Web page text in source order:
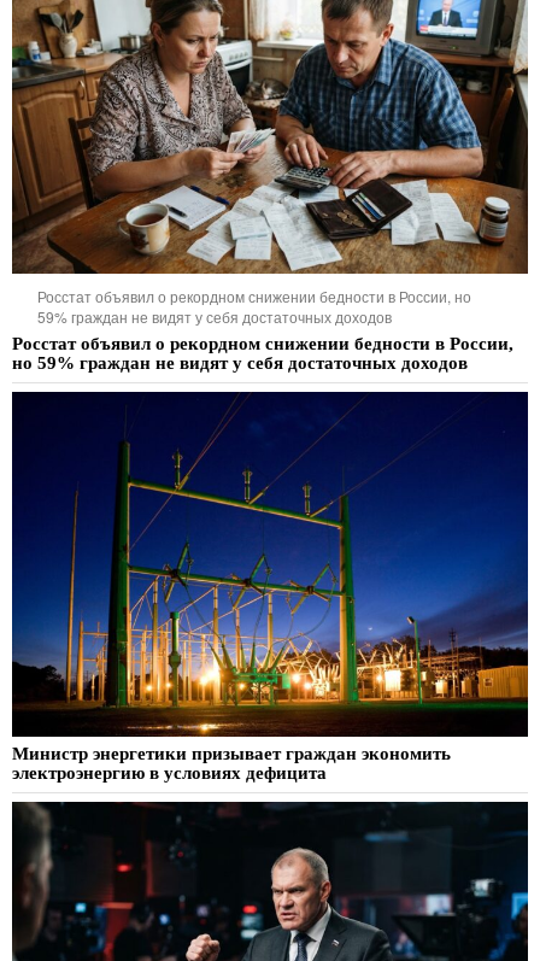
Росстат объявил о рекордном снижении бедности в России, но
59% граждан не видят у себя достаточных доходов
Росстат объявил о рекордном снижении бедности в России,
но 59% граждан не видят у себя достаточных доходов
Министр энергетики призывает граждан экономить
электроэнергию в условиях дефицита